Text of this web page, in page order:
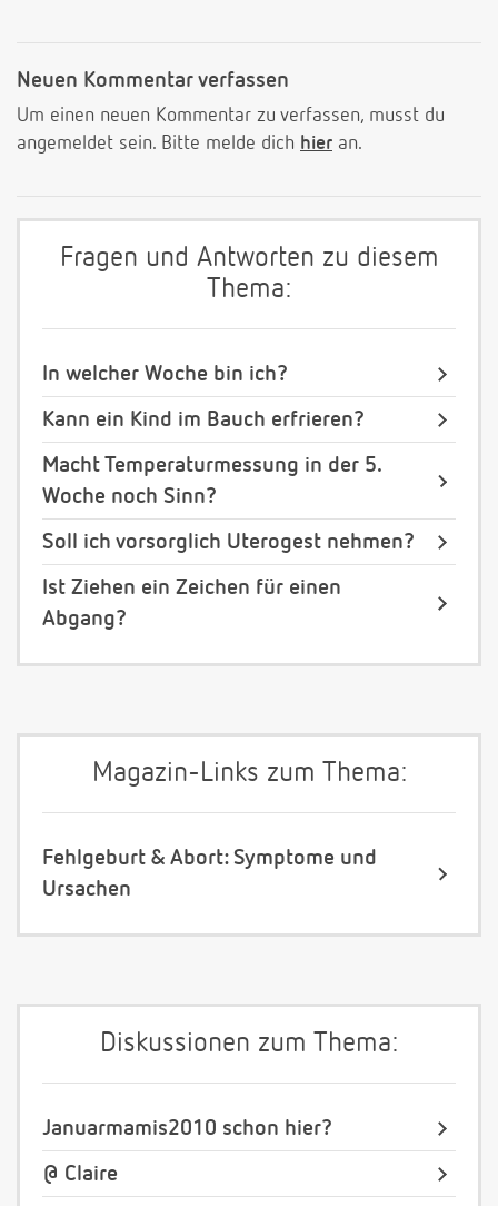
Neuen Kommentar verfassen
Um einen neuen Kommentar zu verfassen, musst du
angemeldet sein. Bitte melde dich hier an.
Fragen und Antworten zu diesem
Thema:
In welcher Woche bin ich?
Kann ein Kind im Bauch erfrieren?
Macht Temperaturmessung in der 5.
Woche noch Sinn?
Soll ich vorsorglich Uterogest nehmen?
Ist Ziehen ein Zeichen für einen
Abgang?
Magazin-Links zum Thema:
Fehlgeburt & Abort: Symptome und
Ursachen
Diskussionen zum Thema:
Januarmamis2010 schon hier?
@ Claire